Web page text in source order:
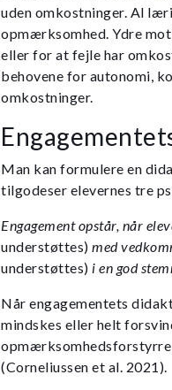
uden omkostninger. Al
opmærksomhed. Ydre
eller for at fejle har
behovene for autonomi,
omkostninger.
Man kan formulere en
tilgodeser elevernes tre
Engagement opstår, når
understøttes) med
understøttes) i en god
Når engagementets
mindskes eller helt
(Corneliussen et al. 2021).